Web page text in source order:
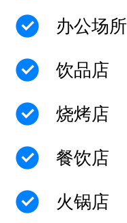
办公场所
饮品店
烧烤店
餐饮店
火锅店